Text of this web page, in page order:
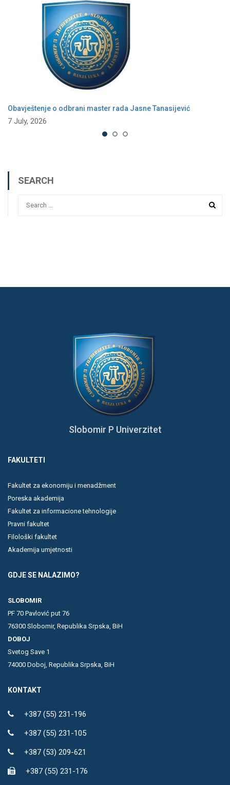
Obavještenje o odbrani master rada Jasne Tanasijević
7 July, 2026
SEARCH
Slobomir P Univerzitet
FAKULTETI
Fakultet za ekonomiju i menadžment
Poreska akademija
Fakultet za informacione tehnologije
Pravni fakultet
Filološki fakultet
Akademija umjetnosti
GDJE SE NALAZIMO?
SLOBOMIR
PF 70 Pavlović put 76
76300 Slobomir, Republika Srpska, BiH
DOBOJ
Svetog Save 1
74000 Doboj, Republika Srpska, BiH
KONTAKT
+387 (55) 231-196
+387 (55) 231-105
+387 (53) 209-621
+387 (55) 231-176